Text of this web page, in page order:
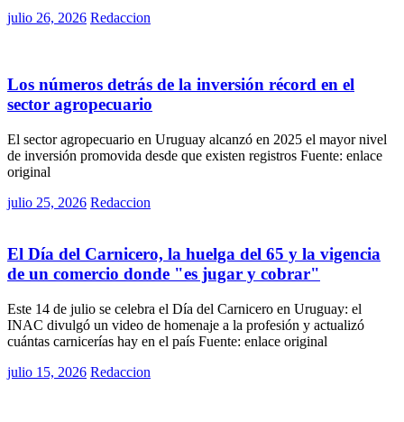
Posted
julio 26, 2026 Redaccion
Los números detrás de la inversión récord en el
sector agropecuario
El sector agropecuario en Uruguay alcanzó en 2025 el mayor nivel
de inversión promovida desde que existen registros Fuente: enlace
original
Posted
julio 25, 2026 Redaccion
El Día del Carnicero, la huelga del 65 y la vigencia
de un comercio donde "es jugar y cobrar"
Este 14 de julio se celebra el Día del Carnicero en Uruguay: el
INAC divulgó un video de homenaje a la profesión y actualizó
cuántas carnicerías hay en el país Fuente: enlace original
Posted
julio 15, 2026 Redaccion